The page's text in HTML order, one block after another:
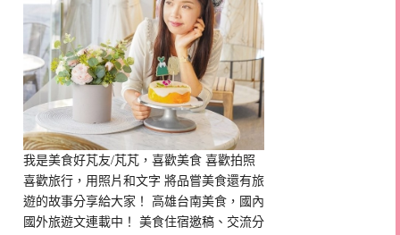
我是美食好芃友/芃芃，喜歡美食 喜歡拍照
喜歡旅行，用照片和文字 將品嘗美食還有旅
遊的故事分享給大家！ 高雄台南美食，國內
國外旅遊文連載中！ 美食住宿邀稿、交流分